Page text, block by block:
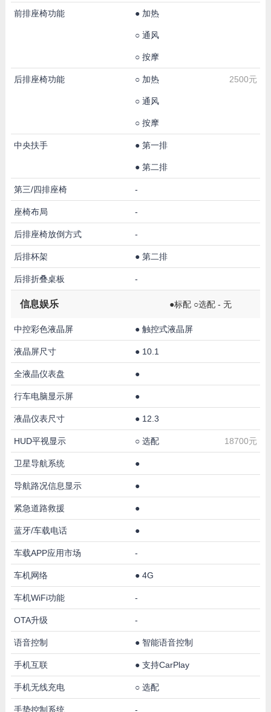
前排座椅功能 ● 加热
○ 通风
○ 按摩
后排座椅功能 ○ 加热 2500元
○ 通风
○ 按摩
中央扶手 ● 第一排
● 第二排
第三/四排座椅 -
座椅布局 -
后排座椅放倒方式 -
后排杯架 ● 第二排
后排折叠桌板 -
信息娱乐 ●标配 ○选配 - 无
中控彩色液晶屏 ● 触控式液晶屏
液晶屏尺寸 ● 10.1
全液晶仪表盘 ●
行车电脑显示屏 ●
液晶仪表尺寸 ● 12.3
HUD平视显示 ○ 选配 18700元
卫星导航系统 ●
导航路况信息显示 ●
紧急道路救援 ●
蓝牙/车载电话 ●
车载APP应用市场 -
车机网络 ● 4G
车机WiFi功能 -
OTA升级 -
语音控制 ● 智能语音控制
手机互联 ● 支持CarPlay
手机无线充电 ○ 选配
手势控制系统 -